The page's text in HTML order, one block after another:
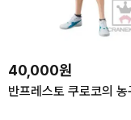
40,000원